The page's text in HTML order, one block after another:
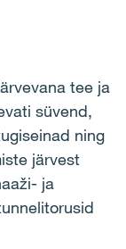
tee ja
süvend,
ning
järvest
ja